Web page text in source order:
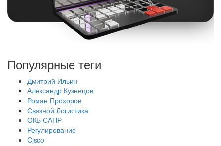
Популярные теги
Дмитрий Ильин
Александр Кузнецов
Роман Прохоров
Связной Логистика
ОКБ САПР
Регулирование
Cisco